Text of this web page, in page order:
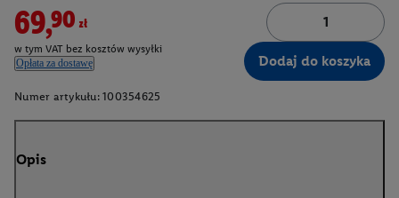
69,90zł
w tym VAT bez kosztów wysyłki
Opłata za dostawę
Dodaj do koszyka
Numer artykułu: 100354625
Opis